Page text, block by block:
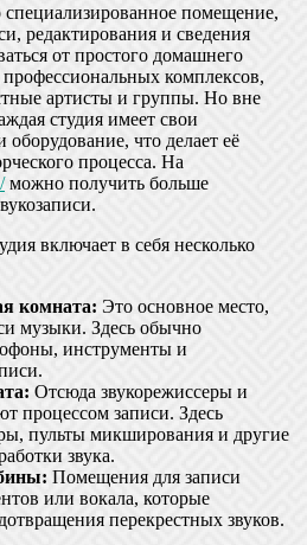
помещение,
редактирования и сведения
от простого домашнего
комплексов,
артисты и группы. Но вне
студия имеет свои
что делает её
процесса. На
можно получить больше
включает в себя несколько
комната: Это основное место,
музыки. Здесь обычно
инструменты и
Отсюда звукорежиссеры и
процессом записи. Здесь
пульты микширования и другие
звука.
Помещения для записи
или вокала, которые
перекрестных звуков.